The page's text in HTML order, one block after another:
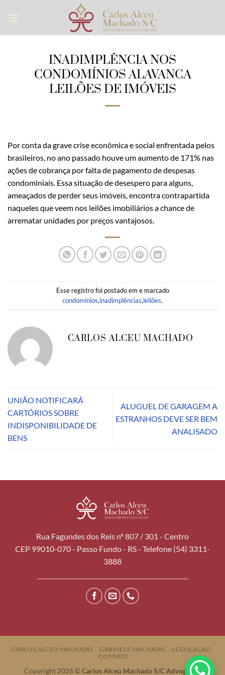
INADIMPLÊNCIA NOS
CONDOMÍNIOS ALAVANCA
LEILÕES DE IMÓVEIS
Por conta da grave crise econômica e social enfrentada pelos
brasileiros, no ano passado houve um aumento de 171% nas
ações de cobrança por falta de pagamento de despesas
condominiais. Essa situação de desespero para alguns,
ameaçados de perder seus imóveis, encontra contrapartida
naqueles que veem nos leilões imobiliários a chance de
arrematar unidades por preços vantajosos.
Esse registro foi postado em e marcado
condomínios,inadimplências,leilões.
CARLOS ALCEU MACHADO
UNIÃO NOTIFICARÁ
CARTÓRIOS SOBRE
INDISPONIBILIDADE DE
BENS
ALUGUEL DE GARAGEM A
ESTRANHOS DEVE SER BEM
ANALISADO
Rua Fagundes dos Reis nº 807 / 301 - Centro
CEP 99010-070 - Passo Fundo - RS - Telefone (54) 3311-
3888
CARLOS ALCEU MACHADO GABRIELE MACHADO
LEGISLAÇÃO
CONTATO
Copyright 2026 ©Carlos Alceu Machado S/C Advogados